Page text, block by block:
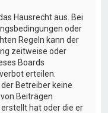
Hausrecht aus. Bei
oder
Regeln kann der
zeitweise oder
Boards
erteilen.
Betreiber keine
Beiträgen
hat oder die er